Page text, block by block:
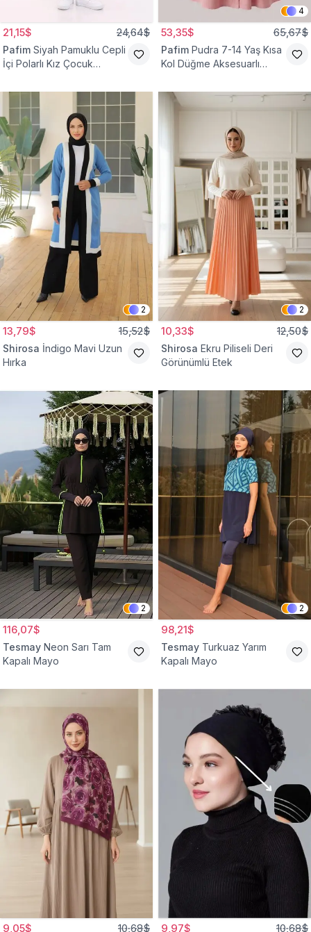
21,15$ 24,64$
Pafim Siyah Pamuklu Cepli
İçi Polarlı Kız Çocuk
4
53,35$ 65,67$
Pafim Pudra 7-14 Yaş Kısa
Kol Düğme Aksesuarlı
2
13,79$ 15,52$
Shirosa İndigo Mavi Uzun
Hırka
2
10,33$ 12,50$
Shirosa Ekru Piliseli Deri
Görünümlü Etek
2
116,07$
Tesmay Neon Sarı Tam
Kapalı Mayo
2
98,21$
Tesmay Turkuaz Yarım
Kapalı Mayo
9,05$ 10,68$ 9,97$ 10,68$